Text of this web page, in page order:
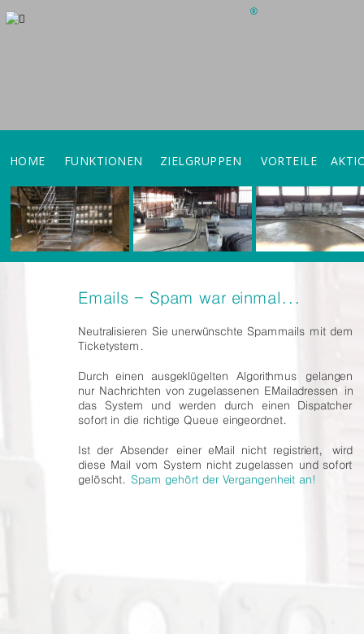

Neutralisieren Sie unerwünschte Spammails mit dem
Ticketystem.
Durch einen ausgeklügelten Algorithmus
gelangen
nur Nachrichten von zugelassenen EMailadressen
in
das
System und werden durch einen
Dispatcher
sofort in die richtige Queue eingeordnet.
Ist der Absender einer eMail nicht registriert,
wird
diese Mail vom System nicht zugelassen und sofort
gelöscht.
Spam gehört der Vergangenheit an!
Emails - Spam war einmal...
FUNKTIONEN ZIELGRUPPEN VORTEILE
HOME